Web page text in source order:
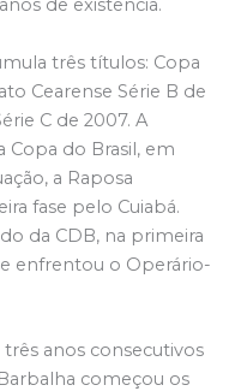
de existência.
três títulos: Copa
Cearense Série B de
C de 2007. A
do Brasil, em
a Raposa
fase pelo Cuiabá.
da CDB, na primeira
enfrentou o Operário-
anos consecutivos
começou os